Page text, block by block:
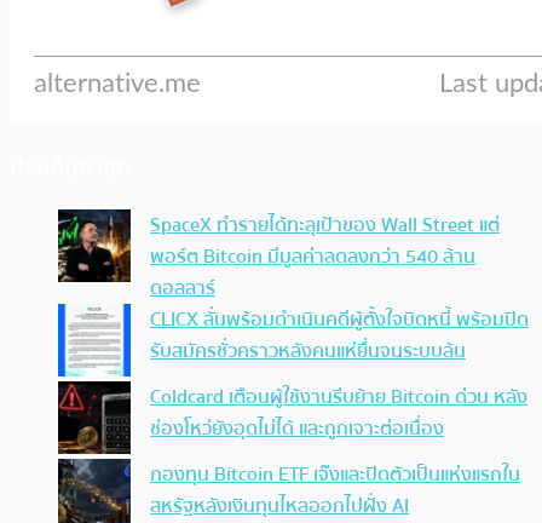
SpaceX ทำรายได้ทะลุเป้าของ Wall Street แต่
พอร์ต Bitcoin มีมูลค่าลดลงกว่า 540 ล้าน
ดอลลาร์
CLICX ลั่นพร้อมดำเนินคดีผู้ตั้งใจบิดหนี้ พร้อมปิด
รับสมัครชั่วคราวหลังคนแห่ยื่นจนระบบล้น
Coldcard เตือนผู้ใช้งานรีบย้าย Bitcoin ด่วน หลัง
ช่องโหว่ยังอุดไม่ได้ และถูกเจาะต่อเนื่อง
กองทุน Bitcoin ETF เจ๊งและปิดตัวเป็นแห่งแรกใน
สหรัฐหลังเงินทุนไหลออกไปฝั่ง AI